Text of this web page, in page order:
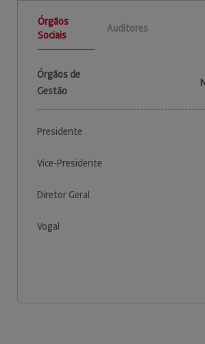
Órgãos
Sociais
Auditores
Órgãos de
Gestão
Presidente
Vice-Presidente
Diretor Geral
Vogal